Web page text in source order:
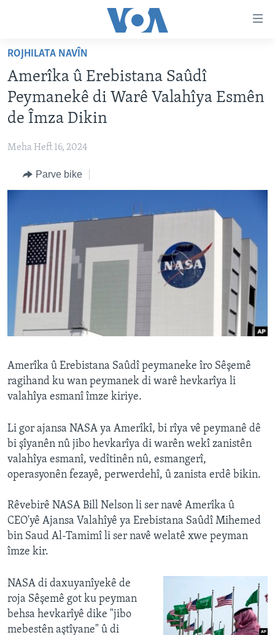
Yekser
naveroka
serekî
Yekser
here
Malpera
Yekser
here
DESTPÊK
VÎDYO GALERÎ
HEVPEYVÎN
HERÊMÊN KURDAN
TIRKÎYE
SÛRÎYE
ÎRAN
ROJHILATA NAVÎN
CÎHAN
ÇAND Û HUNER
SERNIVÎS
SORANÎ
Learning English
FOLLOW US
Zimanên Din
ROJHILATA NAVÎN
Amerîka û Erebistana Saûdî
Peymanekê di Warê Valahîya Esmên
de Îmza Dikin
Meha Heft 16, 2024
Parve bike
Amerîka û Erebistana Saûdî peymaneke îro Sêşemê
ragihand ku wan peymanek di warê hevkarîya li
valahîya esmanî îmze kiriye.
Li gor ajansa NASA ya Amerîkî, bi rîya vê peymanê dê
bi şîyanên nû jibo hevkarîya di warên wekî zanistên
valahîya esmanî, vedîtinên nû, esmangerî,
operasyonên fezayê, perwerdehî, û zanista erdê bikin.
Rêvebirê NASA Bill Nelson li ser navê Amerîka û
CEO'yê Ajansa Valahîyê ya Erebistana Saûdî Mihemed
bin Saud Al-Tamimî li ser navê welatê xwe peyman
îmze kir.
NASA di daxuyanîyekê de
roja Sêşemê got ku peyman
behsa hevkarîyê dike "jibo
mebestên aştîyane" û di